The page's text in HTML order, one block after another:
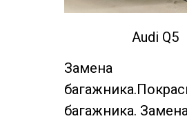
Audi Q5
Замена
багажника.